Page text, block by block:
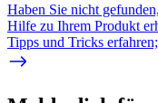
Haben Sie nicht
Hilfe zu Ihrem Produkt
Tipps und Tricks